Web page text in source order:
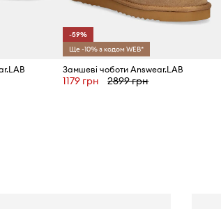
-59%
Ще -10% з кодом WEB*
Замшеві чоботи Answear.LAB
1179 грн 2899 грн